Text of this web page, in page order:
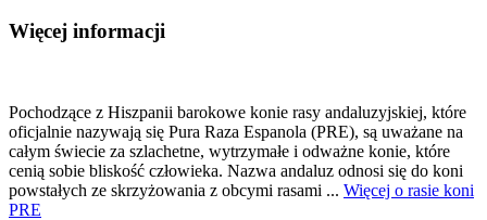
Więcej informacji
Pochodzące z Hiszpanii barokowe konie rasy andaluzyjskiej, które
oficjalnie nazywają się Pura Raza Espanola (PRE), są uważane na
całym świecie za szlachetne, wytrzymałe i odważne konie, które
cenią sobie bliskość człowieka. Nazwa andaluz odnosi się do koni
powstałych ze skrzyżowania z obcymi rasami ... Więcej o rasie koni
PRE